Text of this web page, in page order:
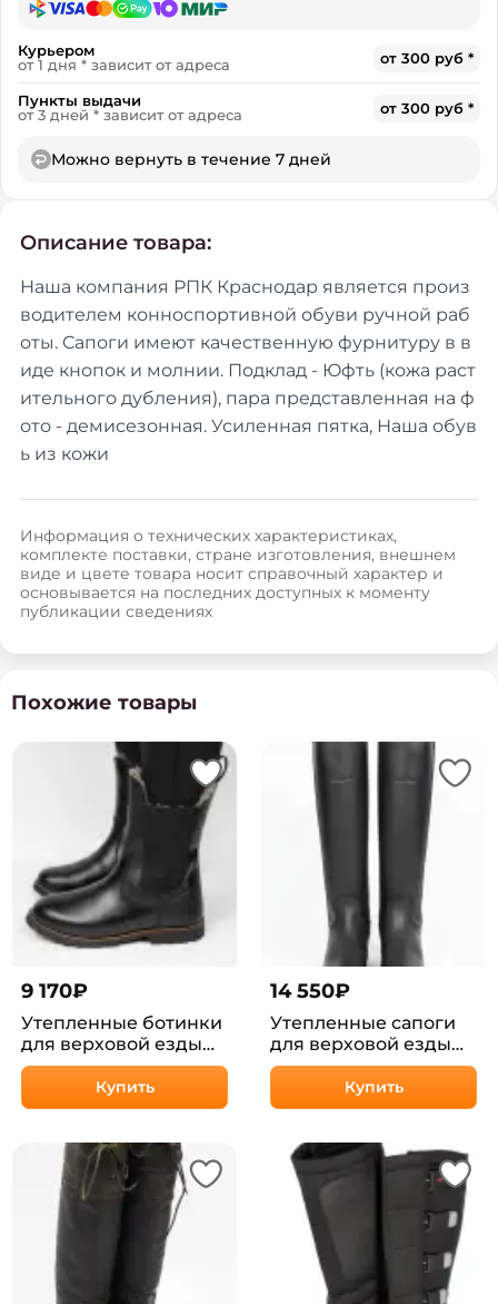
Курьером
от 1 дня * зависит от адреса
от 300 руб *
Пункты выдачи
от 3 дней * зависит от адреса
от 300 руб *
Можно вернуть в течение 7 дней
Описание товара:
Наша компания РПК Краснодар является произ
водителем конноспортивной обуви ручной раб
оты. Сапоги имеют качественную фурнитуру в в
иде кнопок и молнии. Подклад - Юфть (кожа раст
ительного дубления), пара представленная на ф
ото - демисезонная. Усиленная пятка, Наша обув
ь из кожи
Информация о технических характеристиках,
комплекте поставки, стране изготовления, внешнем
виде и цвете товара носит справочный характер и
основывается на последних доступных к моменту
публикации сведениях
Похожие товары
9 170₽
Утепленные ботинки
для верховой езды
Ковра HorsePlanet
Купить
14 550₽
Утепленные сапоги
для верховой езды
Коона HorsePlanet
Купить